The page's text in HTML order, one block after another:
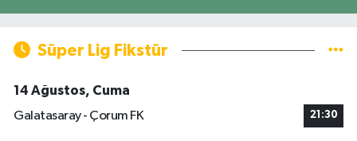
Süper Lig Fikstür
14 Ağustos, Cuma
Galatasaray - Çorum FK
21:30